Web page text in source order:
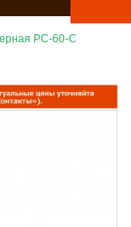
РС-60-С